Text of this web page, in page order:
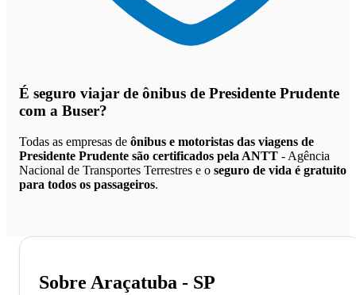
É seguro viajar de ônibus de Presidente Prudente
com a Buser?
Todas as empresas de ônibus e motoristas das viagens de
Presidente Prudente são certificados pela ANTT - Agência
Nacional de Transportes Terrestres e o seguro de vida é gratuito
para todos os passageiros.
Sobre Araçatuba - SP